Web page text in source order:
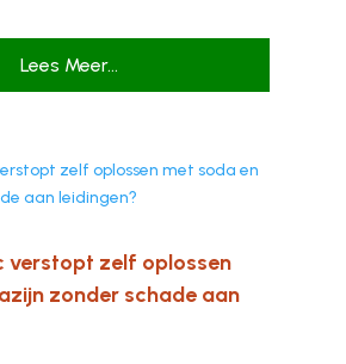
Lees Meer...
verstopt zelf oplossen
zonder schade aan